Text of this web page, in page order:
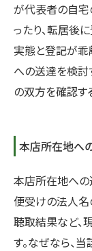
が代表者の自宅
ったり、転居後
実態と登記が乖
への送達を検討
の双方を確認す
本店所在地へ
本店所在地への
便受けの法人名
聴取結果など、
す。なぜなら、